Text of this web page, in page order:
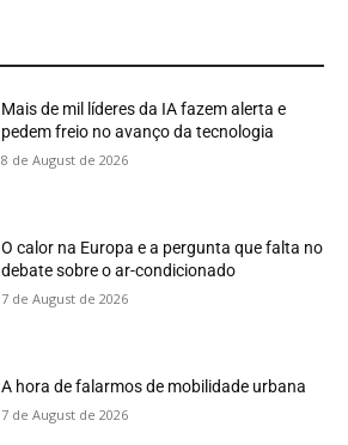
Mais de mil líderes da IA fazem alerta e
pedem freio no avanço da tecnologia
8 de August de 2026
O calor na Europa e a pergunta que falta no
debate sobre o ar-condicionado
7 de August de 2026
A hora de falarmos de mobilidade urbana
7 de August de 2026